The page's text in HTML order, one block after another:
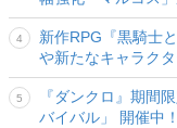
新作RPG『黒騎士
や新たなキャラク
『ダンクロ』期間
バイバル」 開催中！